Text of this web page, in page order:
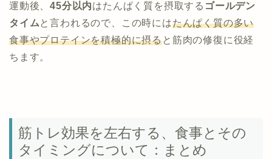
運動後、45分以内はたんぱく質を摂取する ゴールデン
タイムと言われるので、この時にはたんぱく質の多い
食事やプロテインを積極的に摂ると筋肉の修復に役経
ちます。
筋トレ効果を左右する、食事とその
タイミングについて：まとめ